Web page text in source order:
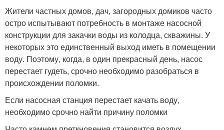
Жители частных домов, дач, загородных домиков часто
остро испытывают потребность в монтаже насосной
конструкции для закачки воды из колодца, скважины. У
некоторых это единственный выход иметь в помещении
воду. Поэтому, когда, в один прекрасный день, насос
перестает гудеть, срочно необходимо разобраться в
происхождении поломки.
Если насосная станция перестает качать воду,
необходимо срочно найти причину поломки